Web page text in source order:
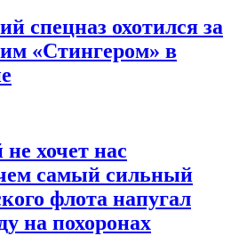
спецназ охотился за
«Стингером» в
хочет нас
самый сильный
флота напугал
на похоронах